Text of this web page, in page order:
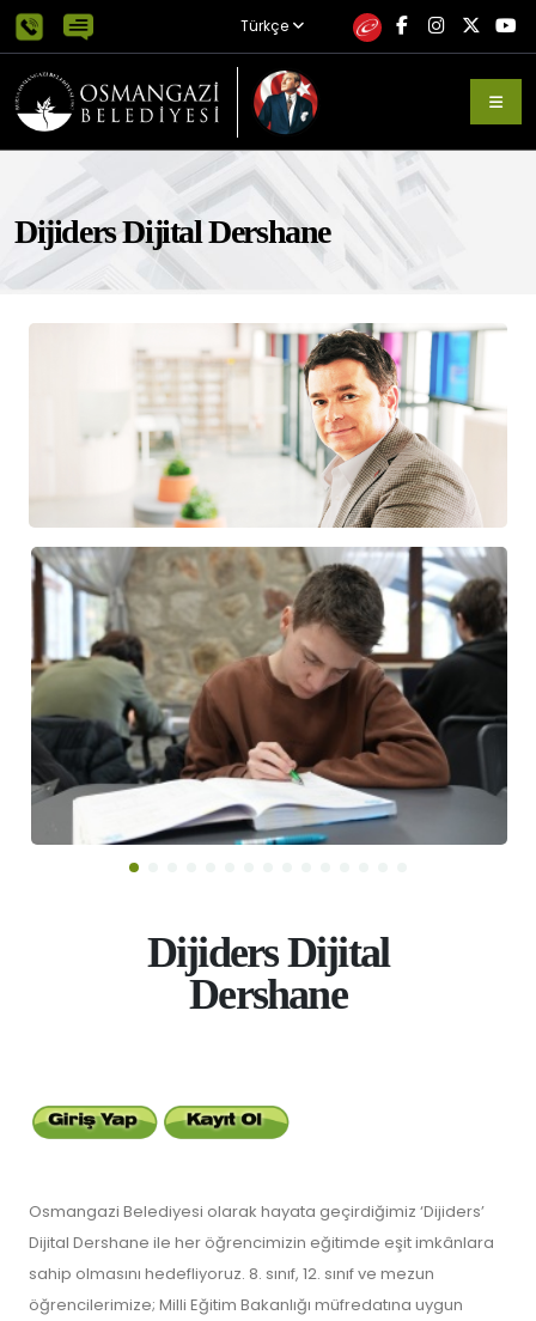
Türkçe
Dijiders Dijital Dershane
Dijiders Dijital
Dershane
Osmangazi Belediyesi olarak hayata geçirdiğimiz ‘Dijiders’
Dijital Dershane ile her öğrencimizin eğitimde eşit imkânlara
sahip olmasını hedefliyoruz. 8. sınıf, 12. sınıf ve mezun
öğrencilerimize; Milli Eğitim Bakanlığı müfredatına uygun